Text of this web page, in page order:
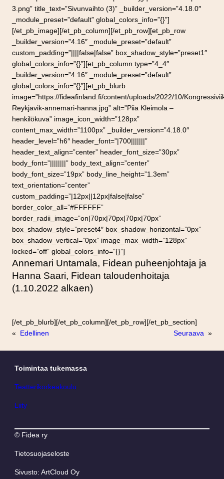
3.png” title_text=”Sivunvaihto (3)” _builder_version=”4.18.0″
_module_preset=”default” global_colors_info=”{}”]
[/et_pb_image][/et_pb_column][/et_pb_row][et_pb_row
_builder_version=”4.16″ _module_preset=”default”
custom_padding=”||||false|false” box_shadow_style=”preset1″
global_colors_info=”{}”][et_pb_column type=”4_4″
_builder_version=”4.16″ _module_preset=”default”
global_colors_info=”{}”][et_pb_blurb
image=”https://fideafinland.fi/content/uploads/2022/10/
Reykjavik-annemari-hanna.jpg” alt=”Piia Kleimola –
henkilökuva” image_icon_width=”128px”
content_max_width=”1100px” _builder_version=”4.18.0″
header_level=”h6″ header_font=”|700|||||||”
header_text_align=”center” header_font_size=”30px”
body_font=”||||||||” body_text_align=”center”
body_font_size=”19px” body_line_height=”1.3em”
text_orientation=”center”
custom_padding=”|12px||12px|false|false”
border_color_all=”#FFFFFF”
border_radii_image=”on|70px|70px|70px|70px”
box_shadow_style=”preset4″ box_shadow_horizontal=”0px”
box_shadow_vertical=”0px” image_max_width=”128px”
locked=”off” global_colors_info=”{}”]
Annemari Untamala, Fidean puheenjohtaja ja
Hanna Saari, Fidean taloudenhoitaja
(1.10.2022 alkaen)
[/et_pb_blurb][/et_pb_column][/et_pb_row][/et_pb_section]
«
Edellinen Seuraava »
Toimintaa tukemassa
Teatterikorkeakoulu
Liity
© Fidea ry
Tietosuojaseloste
Sivusto: ArtCloud Oy